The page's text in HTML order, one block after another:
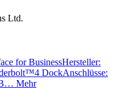
Ltd.
for BusinessHersteller:
DockAnschlüsse:
Mehr